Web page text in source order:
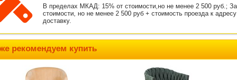
В пределах МКАД: 15% от стоимости,но не менее 2 500 руб.;
стоимости, но не менее 2 500 руб + стоимость проезда к
доставку.
рекомендуем купить